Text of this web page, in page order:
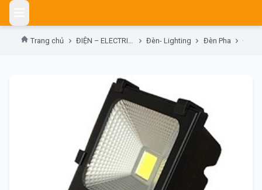
Skip
content
Trang chủ ĐIỆN – ELECTRIC DEVICES Đèn- Lighting Đèn Pha